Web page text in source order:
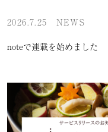
2026.7.25 NEWS
noteで連載を始めました